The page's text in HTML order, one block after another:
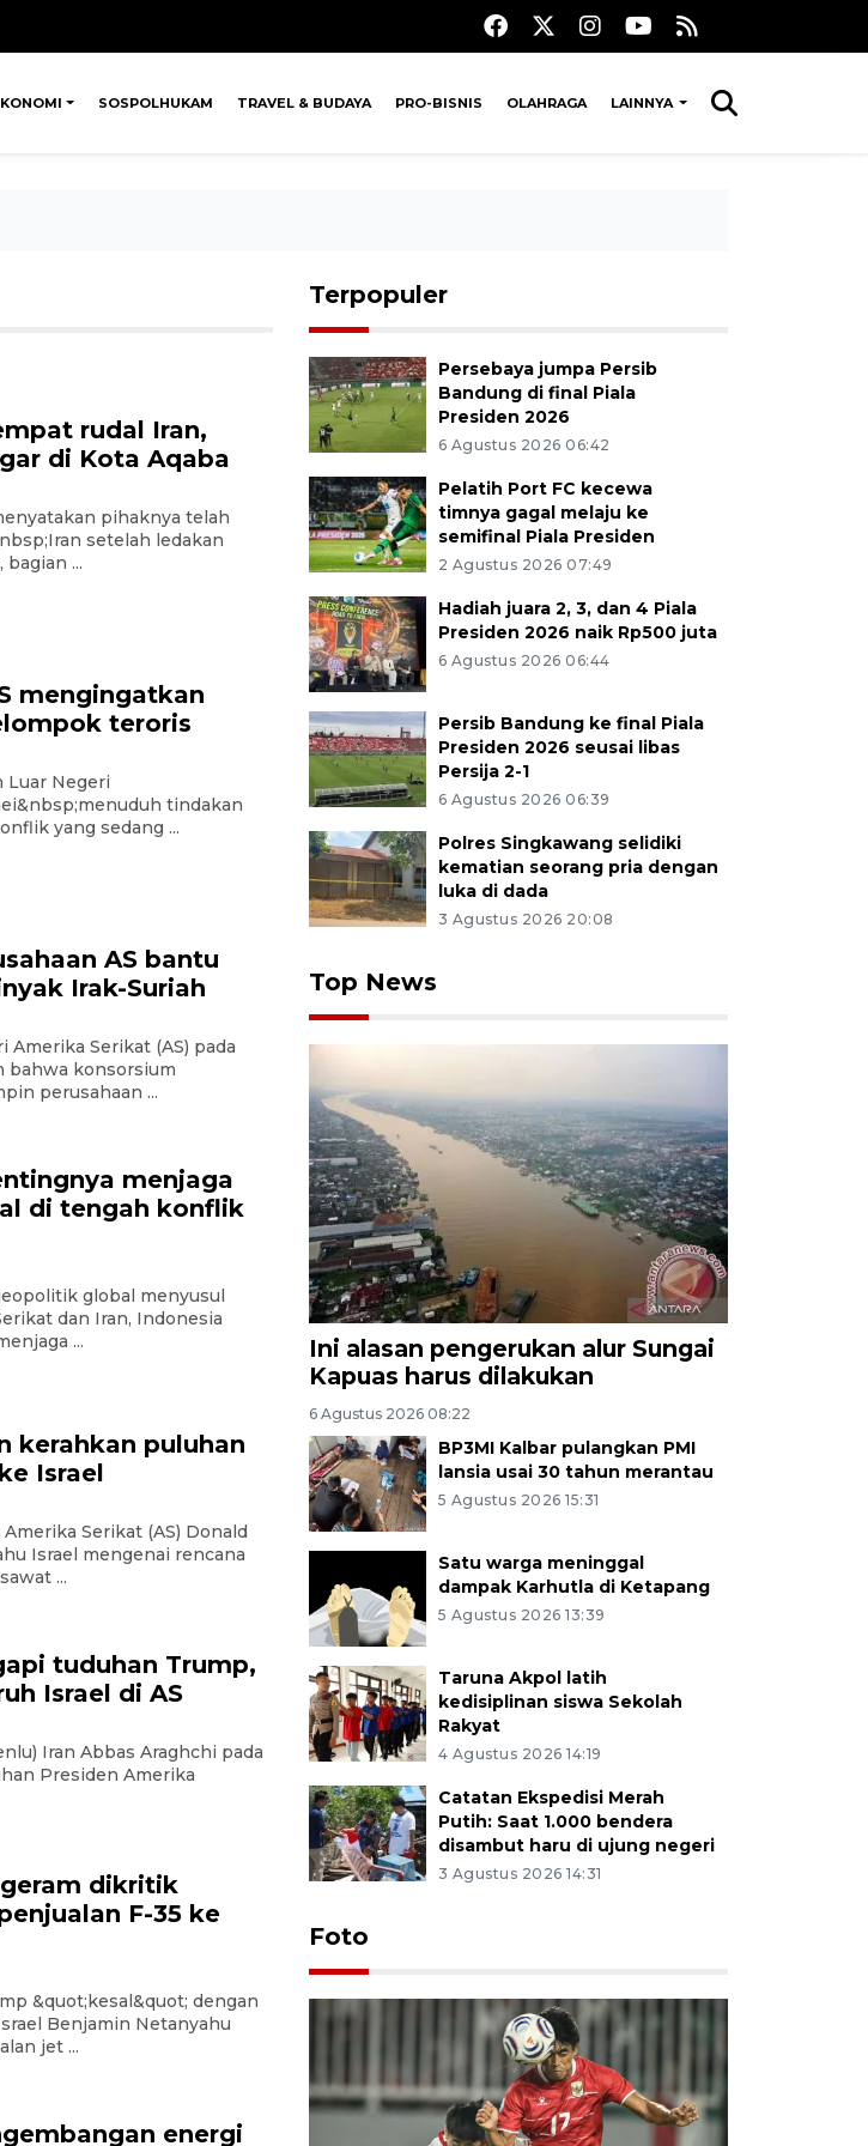
SOSPOLHUKAM TRAVEL & BUDAYA PRO-BISNIS OLAHRAGA LAINNYA
rudal Iran,
di Kota Aqaba
pihaknya telah
setelah ledakan
...
mengingatkan
teroris
Luar Negeri
tindakan
yang sedang ...
AS bantu
Irak-Suriah
Serikat (AS) pada
bahwa konsorsium
perusahaan ...
menjaga
di tengah konflik
global menyusul
dan Iran, Indonesia
...
kerahkan puluhan
Israel
Serikat (AS) Donald
Israel mengenai rencana
...
tuduhan Trump,
Israel di AS
Iran Abbas Araghchi pada
Presiden Amerika
dikritik
F-35 ke
&quot;kesal&quot; dengan
Benjamin Netanyahu
jet ...
energi
Terpopuler
Persebaya jumpa Persib
Bandung di final Piala
Presiden 2026
6 Agustus 2026 06:42
Pelatih Port FC kecewa
timnya gagal melaju ke
semifinal Piala Presiden
2 Agustus 2026 07:49
Hadiah juara 2, 3, dan 4 Piala
Presiden 2026 naik Rp500 juta
6 Agustus 2026 06:44
Persib Bandung ke final Piala
Presiden 2026 seusai libas
Persija 2-1
6 Agustus 2026 06:39
Polres Singkawang selidiki
kematian seorang pria dengan
luka di dada
3 Agustus 2026 20:08
Top News
Ini alasan pengerukan alur Sungai
Kapuas harus dilakukan
6 Agustus 2026 08:22
BP3MI Kalbar pulangkan PMI
lansia usai 30 tahun merantau
5 Agustus 2026 15:31
Satu warga meninggal
dampak Karhutla di Ketapang
5 Agustus 2026 13:39
Taruna Akpol latih
kedisiplinan siswa Sekolah
Rakyat
4 Agustus 2026 14:19
Catatan Ekspedisi Merah
Putih: Saat 1.000 bendera
disambut haru di ujung negeri
3 Agustus 2026 14:31
Foto